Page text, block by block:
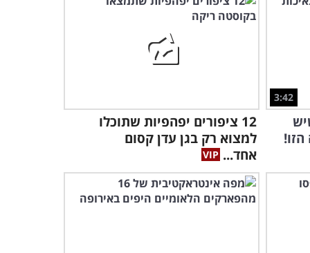
הדבר היחיד שאתם צריכים
לדעת כדי להצליח במה
שאתם עושים
ביותר יש רגעים מכמירי לב!
4:08
אין דבר כזה כישרון, רק עבודה
קשה - סרטון מדהים להשראה
מידית!
3:42
12 ציפורים יפהפיות שתוכלו
למצוא רק בגן עדן קסום
אחד...